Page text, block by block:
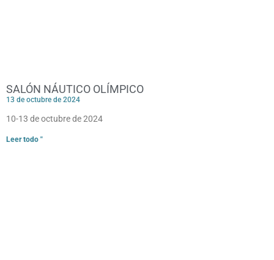
SALÓN NÁUTICO OLÍMPICO
13 de octubre de 2024
10-13 de octubre de 2024
Leer todo "